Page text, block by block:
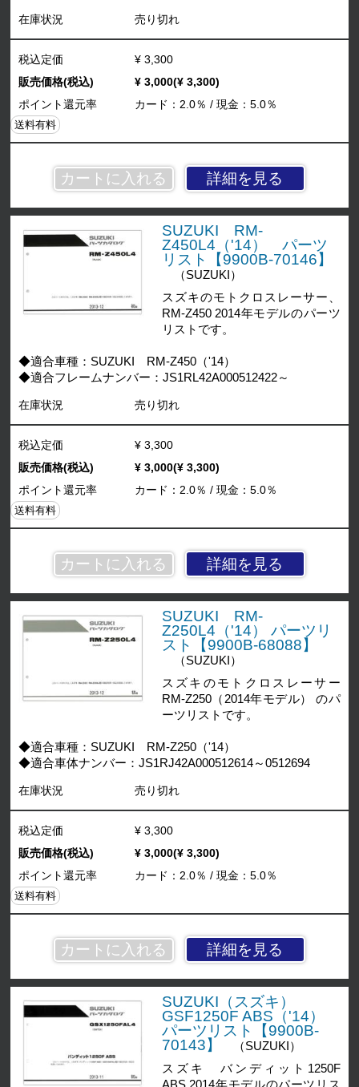
在庫状況 売り切れ
詳細を見る
税込定価
¥ 3,300
販売価格(税込)
¥ 3,000(¥ 3,300)
ポイント還元率
カード：2.0％ / 現金：5.0％
送料有料
SUZUKI RM-
Z450L4（'14） パーツ
リスト【9900B-70146】
（SUZUKI）
スズキのモトクロスレーサー、
RM-Z450 2014年モデルのパーツ
リストです。
◆適合車種：SUZUKI RM-Z450（'14）
◆適合フレームナンバー：JS1RL42A000512422～
在庫状況 売り切れ
詳細を見る
税込定価
¥ 3,300
販売価格(税込)
¥ 3,000(¥ 3,300)
ポイント還元率
カード：2.0％ / 現金：5.0％
送料有料
SUZUKI RM-
Z250L4（'14） パーツリ
スト【9900B-68088】
（SUZUKI）
スズキのモトクロスレーサー
RM-Z250（2014年モデル） のパ
ーツリストです。
◆適合車種：SUZUKI RM-Z250（'14）
◆適合車体ナンバー：JS1RJ42A000512614～0512694
在庫状況 売り切れ
詳細を見る
税込定価
¥ 3,300
販売価格(税込)
¥ 3,000(¥ 3,300)
ポイント還元率
カード：2.0％ / 現金：5.0％
送料有料
SUZUKI（スズキ）
GSF1250F ABS（'14）
パーツリスト【9900B-
70143】
（SUZUKI）
スズキ バンディット1250F